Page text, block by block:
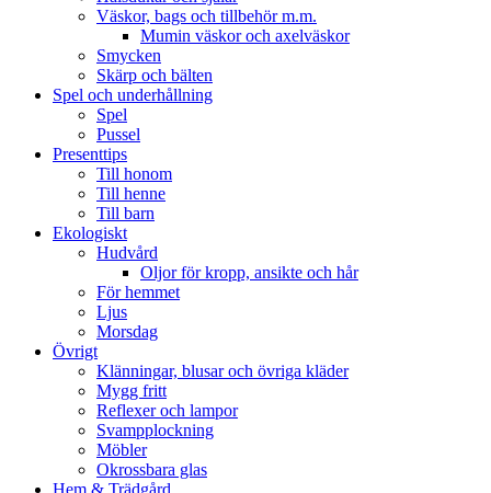
Väskor, bags och tillbehör m.m.
Mumin väskor och axelväskor
Smycken
Skärp och bälten
Spel och underhållning
Spel
Pussel
Presenttips
Till honom
Till henne
Till barn
Ekologiskt
Hudvård
Oljor för kropp, ansikte och hår
För hemmet
Ljus
Morsdag
Övrigt
Klänningar, blusar och övriga kläder
Mygg fritt
Reflexer och lampor
Svampplockning
Möbler
Okrossbara glas
Hem & Trädgård